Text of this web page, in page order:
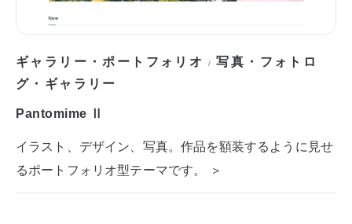
ギャラリー・ポートフォリオ /写真・フォトロ
グ・ギャラリー
Pantomime Ⅱ
イラスト、デザイン、写真。作品を額装するように見せ
るポートフォリオ型テーマです。 ＞